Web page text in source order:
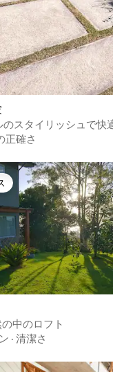
スタイリッシュで快
正確さ
ョイスです。
中のロフト
· 清潔さ